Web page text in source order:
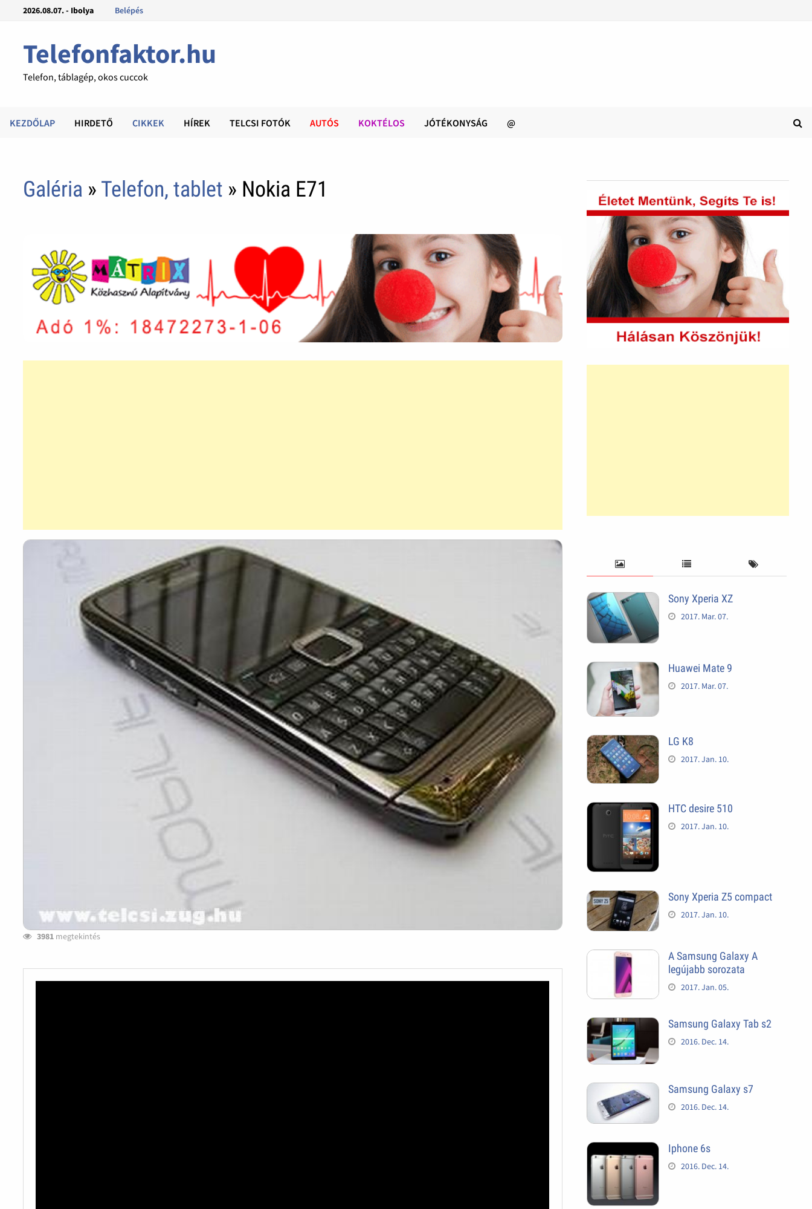
2026.08.07. - Ibolya Belépés
Telefonfaktor.hu
Telefon, táblagép, okos cuccok
KEZDŐLAP HIRDETŐ CIKKEK HÍREK TELCSI FOTÓK AUTÓS KOKTÉLOS JÓTÉKONYSÁG @
Galéria » Telefon, tablet » Nokia E71
3981 megtekintés
Sony Xperia XZ
2017. Mar. 07.
Huawei Mate 9
2017. Mar. 07.
LG K8
2017. Jan. 10.
HTC desire 510
2017. Jan. 10.
Sony Xperia Z5 compact
2017. Jan. 10.
A Samsung Galaxy A
legújabb sorozata
2017. Jan. 05.
Samsung Galaxy Tab s2
2016. Dec. 14.
Samsung Galaxy s7
2016. Dec. 14.
Iphone 6s
2016. Dec. 14.